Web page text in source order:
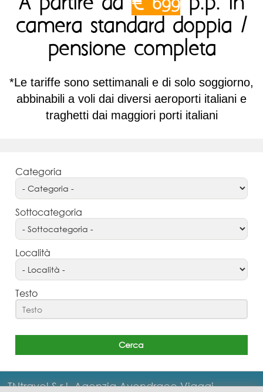
camera standard doppia /
pensione completa
*Le tariffe sono settimanali e di solo soggiorno,
abbinabili a voli dai diversi aeroporti italiani e
traghetti dai maggiori porti italiani
Categoria
Sottocategoria
Località
Testo
TNtravel S.r.l. Agenzia Avendrace Viaggi